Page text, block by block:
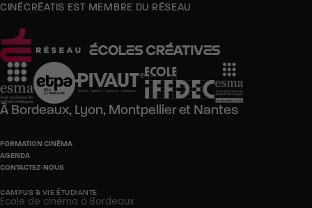
CINÉCRÉATIS EST MEMBRE DU RÉSEAU
À Bordeaux, Lyon, Montpellieret Nantes
FORMATION CINÉMA
AGENDA
CONTACTEZ-NOUS
CAMPUS & VIE ÉTUDIANTE
Ecole de cinéma à Bordeaux